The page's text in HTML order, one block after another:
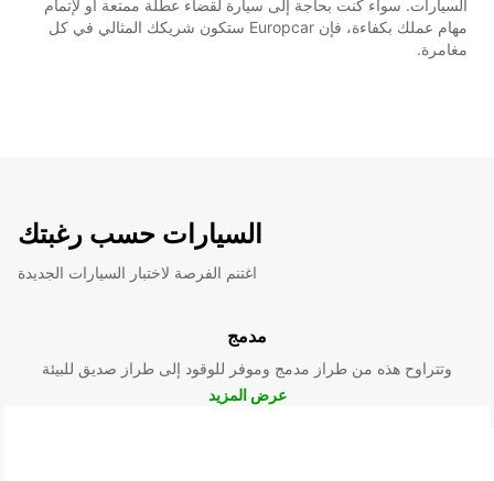
السيارات. سواء كنت بحاجة إلى سيارة لقضاء عطلة ممتعة أو لإتمام
مهام عملك بكفاءة، فإن Europcar ستكون شريكك المثالي في كل
مغامرة.
السيارات حسب رغبتك
اغتنم الفرصة لاختبار السيارات الجديدة
مدمج
وتتراوح هذه من طراز مدمج وموفر للوقود إلى طراز صديق للبيئة
عرض المزيد